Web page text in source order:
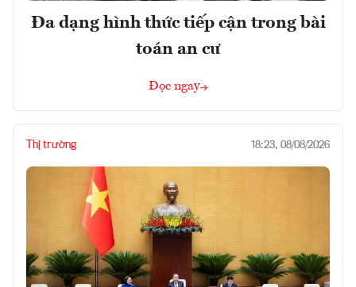
Đa dạng hình thức tiếp cận trong bài
toán an cư
Đọc ngay
Thị trường 18:23, 08/08/2026